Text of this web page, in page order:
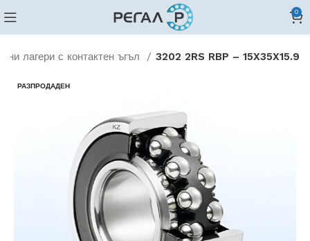
0
лагери с контактен ъгъл 3202 2RS RBP – 15X35X15.9
РАЗПРОДАДЕН